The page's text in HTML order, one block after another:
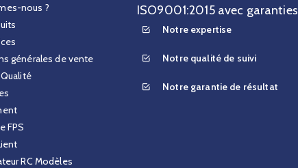
nous ?
générales de vente
FPS
RC Modèles
ISO9001:2015 avec garanties
Notre expertise
Notre qualité de suivi
Notre garantie de résultat